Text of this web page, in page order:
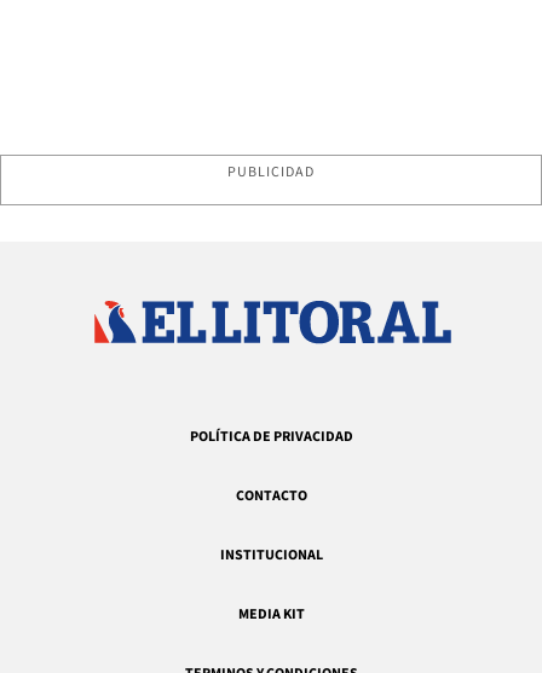
PUBLICIDAD
POLÍTICA DE PRIVACIDAD
CONTACTO
INSTITUCIONAL
MEDIA KIT